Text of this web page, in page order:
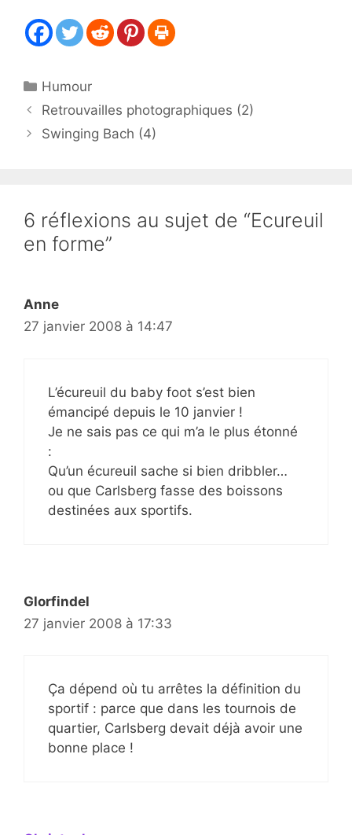
Catégories
Humour
Retrouvailles photographiques (2)
Swinging Bach (4)
6 réflexions au sujet de “Ecureuil
en forme”
Anne
27 janvier 2008 à 14:47
L’écureuil du baby foot s’est bien
émancipé depuis le 10 janvier !
Je ne sais pas ce qui m’a le plus étonné
:
Qu’un écureuil sache si bien dribbler…
ou que Carlsberg fasse des boissons
destinées aux sportifs.
Glorfindel
27 janvier 2008 à 17:33
Ça dépend où tu arrêtes la définition du
sportif : parce que dans les tournois de
quartier, Carlsberg devait déjà avoir une
bonne place !